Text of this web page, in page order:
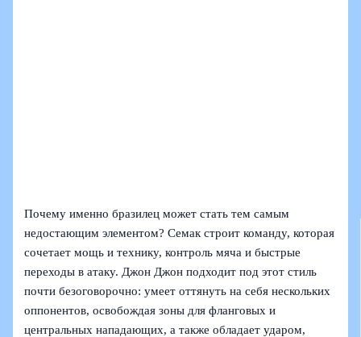
Почему именно бразилец может стать тем самым
недостающим элементом? Семак строит команду, которая
сочетает мощь и технику, контроль мяча и быстрые
переходы в атаку. Джон Джон подходит под этот стиль
почти безоговорочно: умеет оттянуть на себя нескольких
оппонентов, освобождая зоны для фланговых и
центральных нападающих, а также обладает ударом,